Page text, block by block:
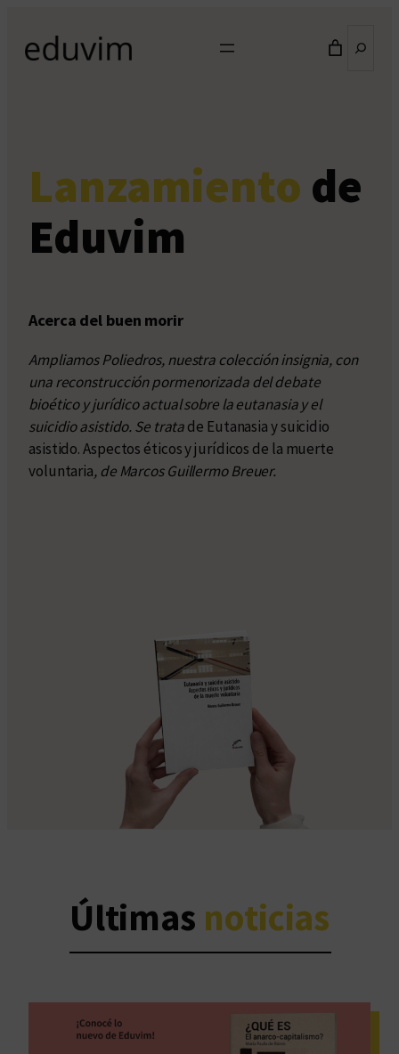
contenido
Lanzamiento de
Eduvim
Acerca del buen morir
Ampliamos Poliedros, nuestra colección insignia, con
una reconstrucción pormenorizada del debate
bioético y jurídico actual sobre la eutanasia y el
suicidio asistido. Se tratade Eutanasia y suicidio
asistido. Aspectos éticos y jurídicos de la muerte
voluntaria, de Marcos Guillermo Breuer.
Últimas noticias